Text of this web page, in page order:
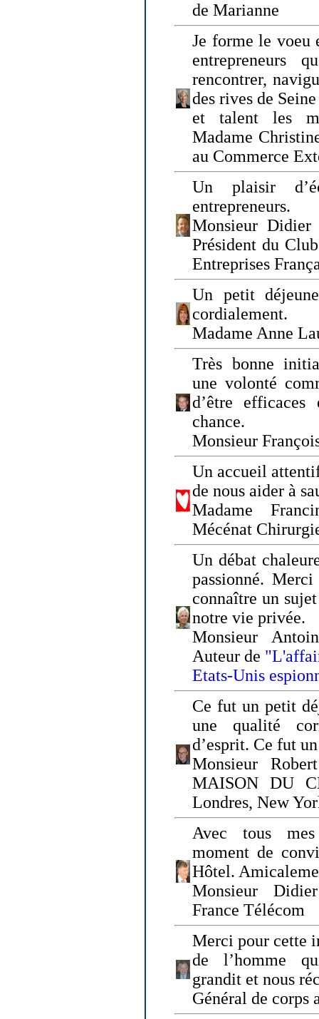
de Marianne
Je forme le voeu
entrepreneurs
rencontrer,
des rives de
et talent les
Madame
au Commerce
Un plaisir
entrepreneurs.
Monsieur
Président du
Entreprises
Un petit
cordialement.
Madame Anne
Très bonne
une volonté
d’être
chance.
Monsieur
Un accueil
de nous aider à
Madame
Mécénat
Un débat
passionné.
connaître un
notre vie privée.
Monsieur
Auteur de
Etats-Unis
Ce fut un petit
une qualité
d’esprit. Ce fut
Monsieur
MAISON DU
Londres, New
Avec tous
moment de
Hôtel.
Monsieur
France Télécom
Merci pour cette
de l’homme
grandit et nous
Général de corps